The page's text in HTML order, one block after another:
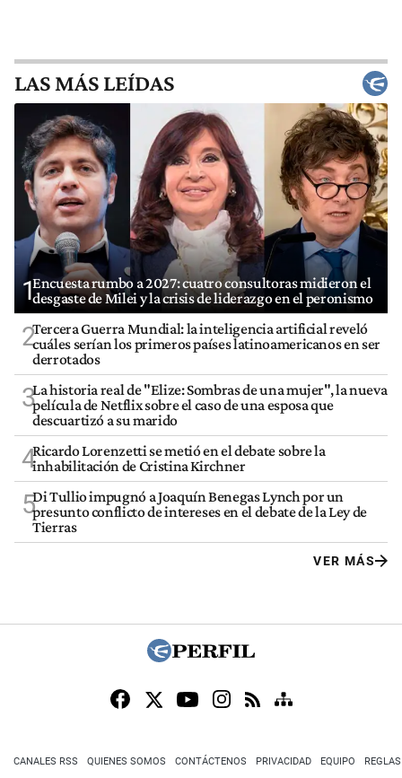
LAS MÁS LEÍDAS
1Encuesta rumbo a 2027: cuatro consultoras midieron el
desgaste de Milei y la crisis de liderazgo en el peronismo
2Tercera Guerra Mundial: la inteligencia artificial reveló
cuáles serían los primeros países latinoamericanos en ser
derrotados
3La historia real de "Elize: Sombras de una mujer", la nueva
película de Netflix sobre el caso de una esposa que
descuartizó a su marido
4Ricardo Lorenzetti se metió en el debate sobre la
inhabilitación de Cristina Kirchner
5Di Tullio impugnó a Joaquín Benegas Lynch por un
presunto conflicto de intereses en el debate de la Ley de
Tierras
VER MÁS
CANALES RSS QUIENES SOMOS CONTÁCTENOS PRIVACIDAD EQUIPO